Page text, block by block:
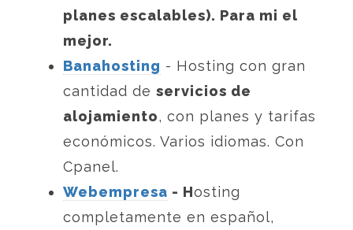
planes escalables). Para mi el
mejor.
Banahosting - Hosting con gran
cantidad de servicios de
alojamiento, con planes y tarifas
económicos. Varios idiomas. Con
Cpanel.
Webempresa - Hosting
completamente en español,